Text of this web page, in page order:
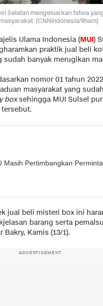
Selatan mengeluarkan fatwa
(CNNIndonesia/Ilham)
Ulama Indonesia (MUI)
praktik jual beli
sudah banyak merugikan
nomor 01 tahun
masyarakat yang
boxsehingga MUI Sulsel
Masih Pertimbangkan
jual beli misteri box ini
barang serta
Bakry, Kamis (13/1).
ADVERTISEMENT